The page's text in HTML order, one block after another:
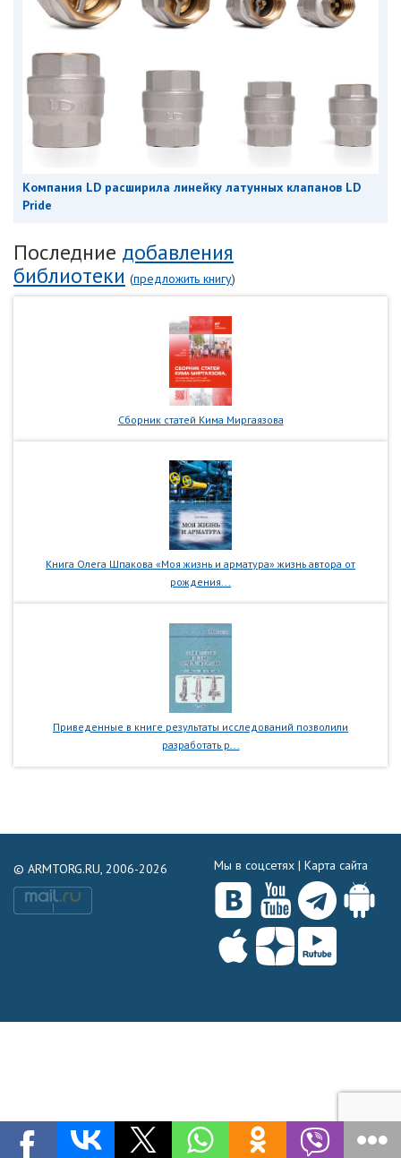
Компания LD расширила линейку латунных клапанов LD
Pride
Последние добавления
библиотеки (предложить книгу)
Сборник статей Кима Миргаязова
Книга Олега Шпакова «Моя жизнь и арматура» жизнь автора от
рождения...
Приведенные в книге результаты исследований позволили
разработать р...
© ARMTORG.RU, 2006-2026 Мы в соцсетях | Карта сайта